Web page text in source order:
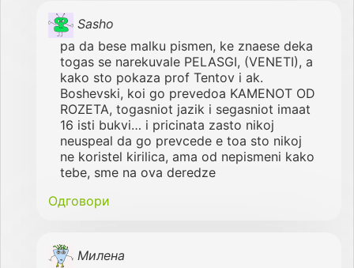
Sasho
pa da bese malku pismen, ke znaese deka
togas se narekuvale PELASGI, (VENETI), a
kako sto pokaza prof Tentov i ak.
Boshevski, koi go prevedoa KAMENOT OD
ROZETA, togasniot jazik i segasniot imaat
16 isti bukvi… i pricinata zasto nikoj
neuspeal da go prevcede e toa sto nikoj
ne koristel kirilica, ama od nepismeni kako
tebe, sme na ova deredze
Одговори
Милена